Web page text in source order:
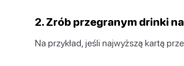
2. Zrób przegranym drinki
Na przykład, jeśli najwyższą kartą